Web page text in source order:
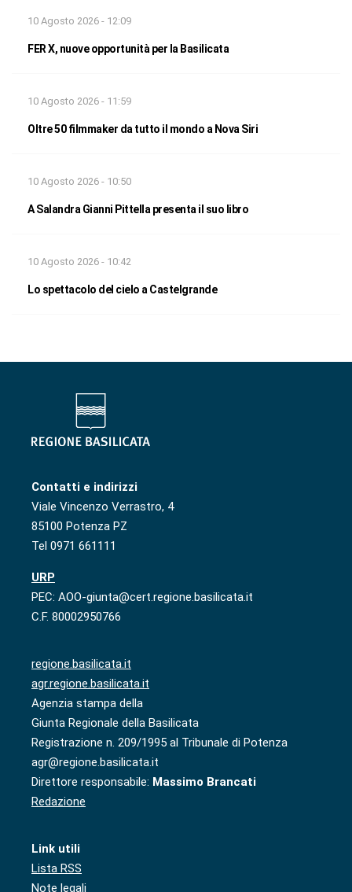
10 Agosto 2026 - 12:09
FER X, nuove opportunità per la Basilicata
10 Agosto 2026 - 11:59
Oltre 50 filmmaker da tutto il mondo a Nova Siri
10 Agosto 2026 - 10:50
A Salandra Gianni Pittella presenta il suo libro
10 Agosto 2026 - 10:42
Lo spettacolo del cielo a Castelgrande
Contatti e indirizzi
Viale Vincenzo Verrastro, 4
85100 Potenza PZ
Tel 0971 661111
URP
PEC: AOO-giunta@cert.regione.basilicata.it
C.F. 80002950766
regione.basilicata.it
agr.regione.basilicata.it
Agenzia stampa della
Giunta Regionale della Basilicata
Registrazione n. 209/1995 al Tribunale di Potenza
agr@regione.basilicata.it
Direttore responsabile: Massimo Brancati
Redazione
Link utili
Lista RSS
Note legali